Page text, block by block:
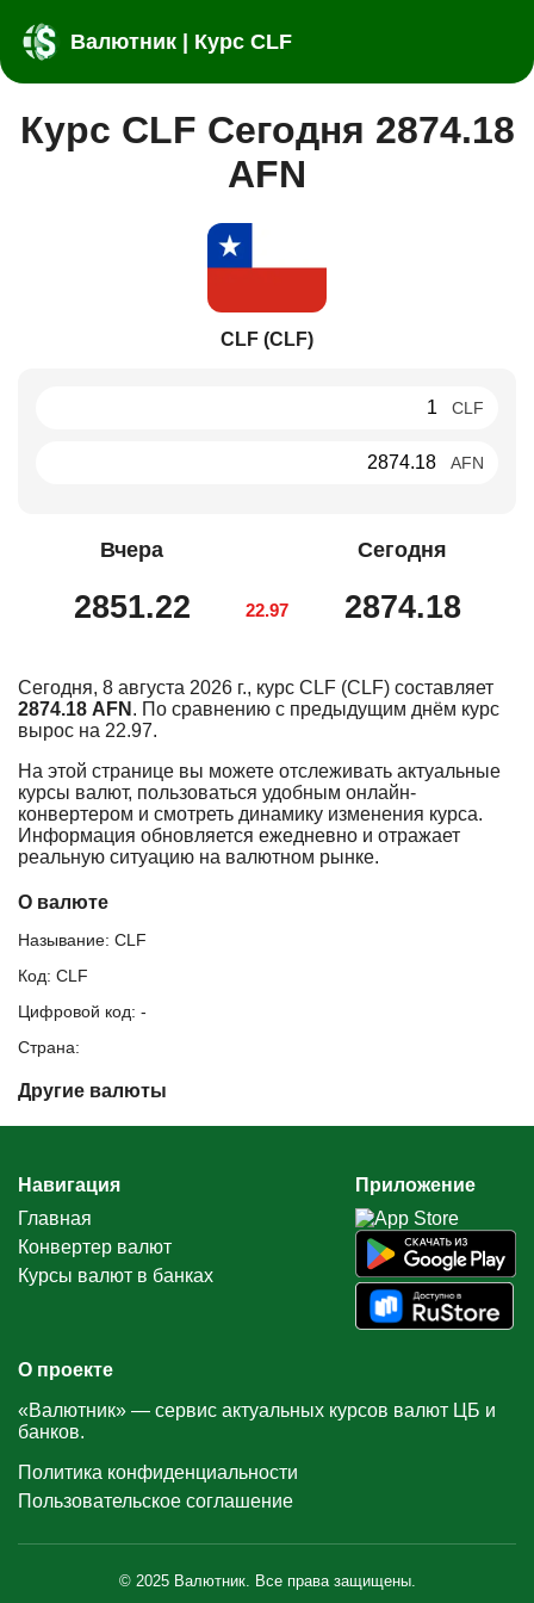
Валютник | Курс CLF
Курс CLF Сегодня 2874.18
AFN
CLF (CLF)
CLF
AFN
Вчера
2851.22 22.97
Сегодня
2874.18
Сегодня, 8 августа 2026 г., курс CLF (CLF) составляет
2874.18 AFN . По сравнению с предыдущим днём курс
вырос на 22.97.
На этой странице вы можете отслеживать актуальные
курсы валют, пользоваться удобным онлайн-
конвертером и смотреть динамику изменения курса.
Информация обновляется ежедневно и отражает
реальную ситуацию на валютном рынке.
О валюте
Называние: CLF
Код: CLF
Цифровой код: -
Страна:
Другие валюты
Навигация
Главная
Конвертер валют
Курсы валют в банках
Приложение
О проекте
«Валютник» — сервис актуальных курсов валют ЦБ и
банков.
Политика конфиденциальности
Пользовательское соглашение
© 2025 Валютник. Все права защищены.